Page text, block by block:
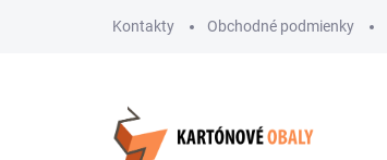
Kontakty Obchodné podmienky